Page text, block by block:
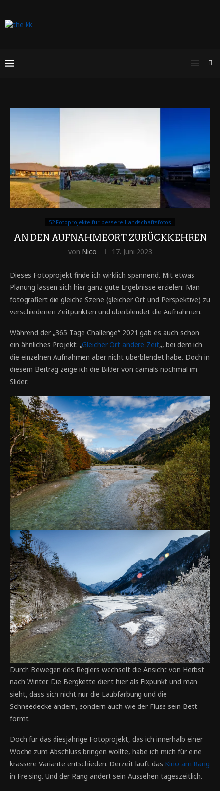
52 Fotoprojekte für bessere Landschaftsfotos
AN DEN AUFNAHMEORT ZURÜCKKEHREN
von Nico 17. Juni 2023
Dieses Fotoprojekt finde ich wirklich spannend. Mit etwas
Planung lassen sich hier ganz gute Ergebnisse erzielen: Man
fotografiert die gleiche Szene (gleicher Ort und Perspektive) zu
verschiedenen Zeitpunkten und überblendet die Aufnahmen.
Während der „365 Tage Challenge“ 2021 gab es auch schon
ein ähnliches Projekt: „Gleicher Ort andere Zeit„, bei dem ich
die einzelnen Aufnahmen aber nicht überblendet habe. Doch in
diesem Beitrag zeige ich die Bilder von damals nochmal im
Slider:
Durch Bewegen des Reglers wechselt die Ansicht von Herbst
nach Winter. Die Bergkette dient hier als Fixpunkt und man
sieht, dass sich nicht nur die Laubfärbung und die
Schneedecke ändern, sondern auch wie der Fluss sein Bett
formt.
Doch für das diesjährige Fotoprojekt, das ich innerhalb einer
Woche zum Abschluss bringen wollte, habe ich mich für eine
krassere Variante entschieden. Derzeit läuft das Kino am Rang
in Freising. Und der Rang ändert sein Aussehen tageszeitlich.